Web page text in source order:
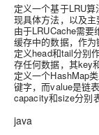
定义一个基于LRU
现具体方法，以及主
由于LRUCache需
缓存中的数据，作为
定义head和tail分别
存任何数据，其key
定义一个HashMap
键字，而value是链
capacity和size分别
java